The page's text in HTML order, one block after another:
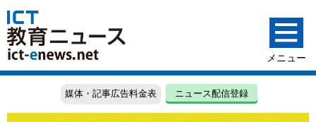
媒体・記事広告料金表 ニュース配信登録